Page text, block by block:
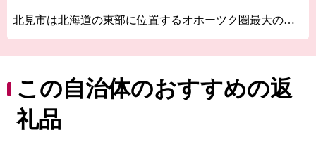
北見市は北海道の東部に位置するオホーツク圏最大の都
北見市の特産品には、農産物では生産量日本一の玉ねぎ
や白花豆、海産物ではホタテ・牡蠣・サケなどがありま
す。
この自治体のおすすめの返
礼品